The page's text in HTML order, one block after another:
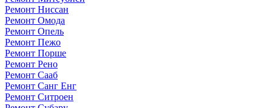
Ремонт Ниссан
Ремонт Омода
Ремонт Опель
Ремонт Пежо
Ремонт Порше
Ремонт Рено
Ремонт Сааб
Ремонт Санг Енг
Ремонт Ситроен